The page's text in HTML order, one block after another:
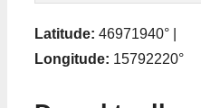
Latitude: 46971940° |
Longitude: 15792220°